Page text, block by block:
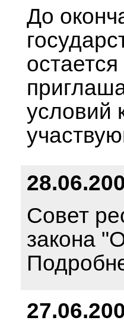
До
условий
Совет
закона